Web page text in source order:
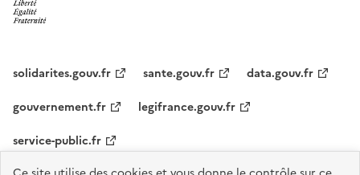
solidarites.gouv.fr sante.gouv.fr
data.gouv.fr
gouvernement.fr
legifrance.gouv.fr
service-public.fr